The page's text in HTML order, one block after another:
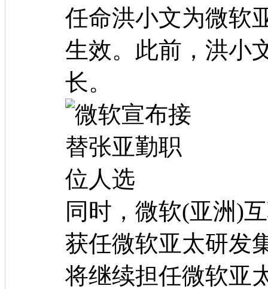
任命洪小文为微软
生效。此前，洪小
长。
同时，微软(亚洲)
获任微软亚太研发
将继续担任微软亚